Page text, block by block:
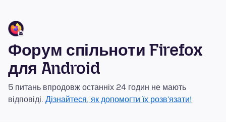
Форум спільноти Firefox
для Android
5 питань впродовж останніх 24 годин не мають
відповіді. Дізнайтеся, як допомогти їх розв'язати!